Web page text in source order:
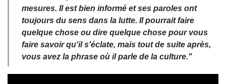
mesures. Il est bien informé et ses paroles ont
toujours du sens dans la lutte. Il pourrait faire
quelque chose ou dire quelque chose pour vous
faire savoir qu'il s'éclate, mais tout de suite après,
vous avez la phrase où il parle de la culture."